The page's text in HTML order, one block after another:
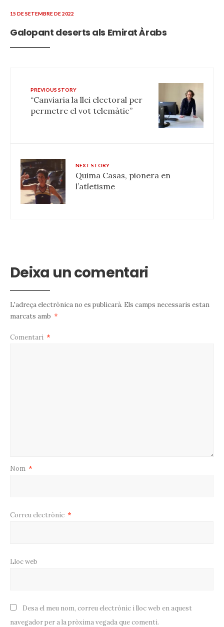
15 DE SETEMBRE DE 2022
Galopant deserts als Emirat Àrabs
PREVIOUS STORY
“Canviaria la llei electoral per
permetre el vot telemàtic”
NEXT STORY
Quima Casas, pionera en
l’atletisme
Deixa un comentari
L'adreça electrònica no es publicarà. Els camps necessaris estan
marcats amb *
Comentari *
Nom *
Correu electrònic *
Lloc web
Desa el meu nom, correu electrònic i lloc web en aquest
navegador per a la pròxima vegada que comenti.